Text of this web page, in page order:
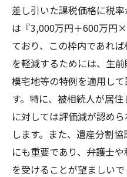
差し引いた課税価格に税
は『3,000万円＋600万円
ており、この枠内であれ
を軽減するためには、生
模宅地等の特例を適用し
す。特に、被相続人が居
に対しては評価減が認め
します。また、遺産分割
にも重要であり、弁護士
を受けることが望ましい